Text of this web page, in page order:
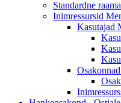
Standardne
Inimressursid
Kasutajad
Osakonnad